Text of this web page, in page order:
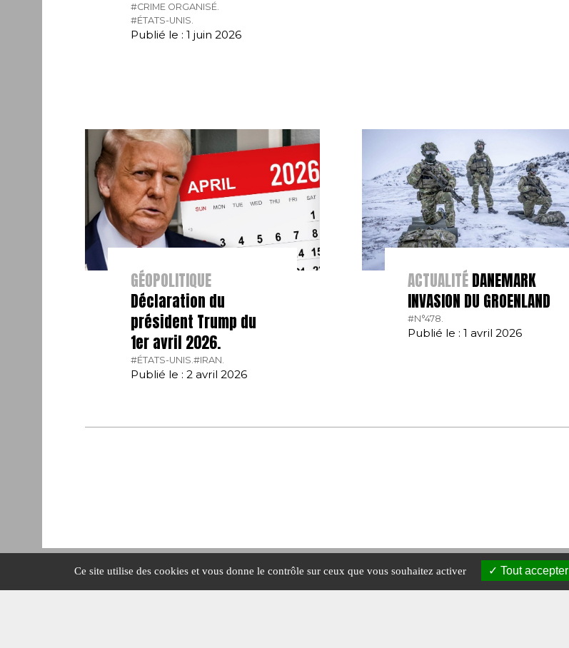
#CRIME ORGANISÉ.
#ÉTATS-UNIS.
Publié le : 1 juin 2026
GÉOPOLITIQUE
Déclaration du
président Trump du
1er avril 2026.
#ÉTATS-UNIS.#IRAN.
Publié le : 2 avril 2026
ACTUALITÉDANEMARK
INVASION DU GROENLAND
#N°478.
Publié le : 1 avril 2026
Ce site utilise des cookies et vous donne le contrôle sur ceux que vous souhaitez activer Tout accepter